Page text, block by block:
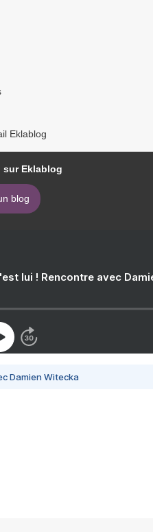
Eklablog
sur Eklablog
blog
lui ! Rencontre avec
Damien Witecka